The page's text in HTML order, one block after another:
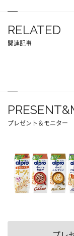
RELATED
関連記事
プレゼント＆モニター